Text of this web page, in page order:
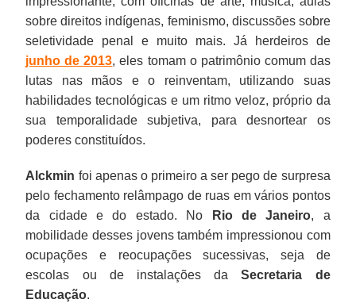
sobre direitos indígenas, feminismo, discussões sobre
seletividade penal e muito mais. Já herdeiros de
junho de 2013, eles tomam o patrimônio comum das
lutas nas mãos e o reinventam, utilizando suas
habilidades tecnológicas e um ritmo veloz, próprio da
sua temporalidade subjetiva, para desnortear os
poderes constituídos.
Alckmin foi apenas o primeiro a ser pego de surpresa
pelo fechamento relâmpago de ruas em vários pontos
da cidade e do estado. No
Rio de Janeiro, a
mobilidade desses jovens também impressionou com
ocupações e reocupações sucessivas, seja de
escolas ou de instalações daSecretaria de
Educação.